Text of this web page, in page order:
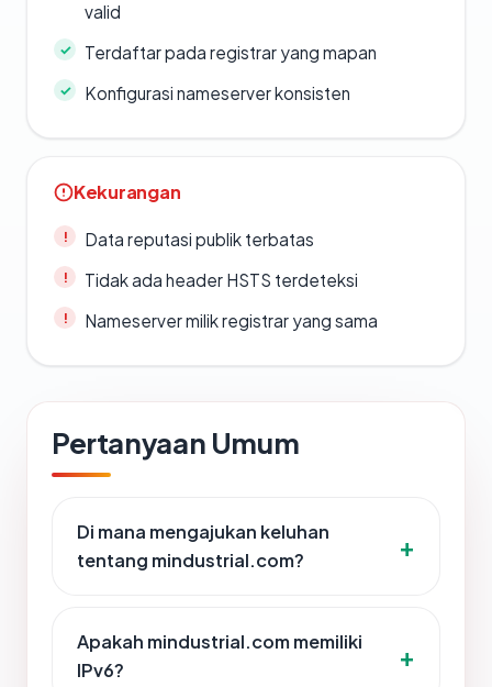
valid
Terdaftar pada registrar yang mapan
Konfigurasi nameserver konsisten
Kekurangan
Data reputasi publik terbatas
Tidak ada header HSTS terdeteksi
Nameserver milik registrar yang sama
Pertanyaan Umum
Di mana mengajukan keluhan
tentang mindustrial.com?
Apakah mindustrial.com memiliki
IPv6?